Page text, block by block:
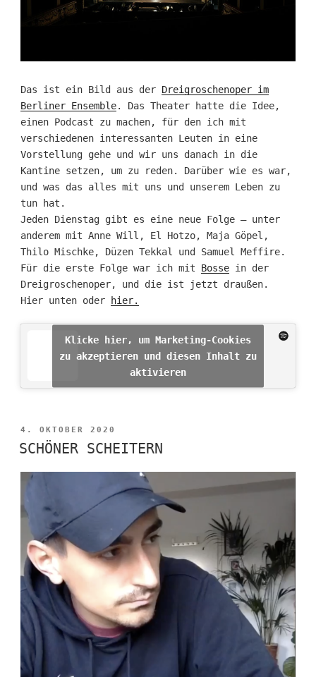
Das ist ein Bild aus der Dreigroschenoper im
Berliner Ensemble. Das Theater hatte die Idee,
einen Podcast zu machen, für den ich mit
verschiedenen interessanten Leuten in eine
Vorstellung gehe und wir uns danach in die
Kantine setzen, um zu reden. Darüber wie es war,
und was das alles mit uns und unserem Leben zu
tun hat.
Jeden Dienstag gibt es eine neue Folge – unter
anderem mit Anne Will, El Hotzo, Maja Göpel,
Thilo Mischke, Düzen Tekkal und Samuel Meffire.
Für die erste Folge war ich mit Bossein der
Dreigroschenoper, und die ist jetzt draußen.
Hier unten oder
hier.
Klicke hier, um Marketing-Cookies
zu akzeptieren und diesen Inhalt zu
aktivieren
VERÖFFENTLICHT
AM
4. OKTOBER 2020
SCHÖNER SCHEITERN